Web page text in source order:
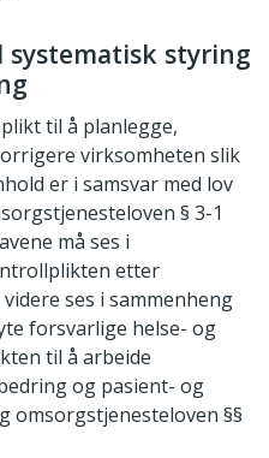
styring
til å planlegge,
virksomheten slik
er i samsvar med lov
§ 3-1
må ses i
etter
ses i sammenheng
forsvarlige helse- og
til å arbeide
og pasient- og
omsorgstjenesteloven §§